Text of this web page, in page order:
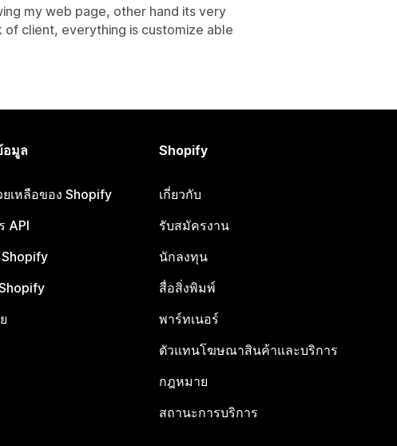
my web page, other hand its very
client, everything is customize able
อมูล
เหลือของ Shopify
API
Shopify
เกี่ยวกับ
รับสมัครงาน
นักลงทุน
สื่อสิ่งพิมพ์
พาร์ทเนอร์
ตัวแทนโฆษณาสินค้าและบริการ
กฎหมาย
สถานะการบริการ